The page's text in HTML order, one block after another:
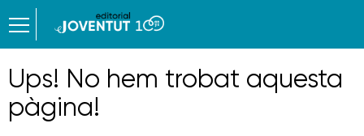
Ups! No hem trobat aquesta
pàgina!